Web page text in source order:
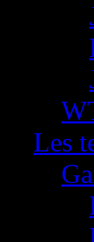
Les